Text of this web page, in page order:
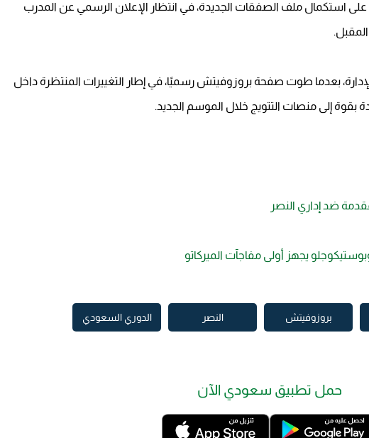
على استكمال ملف الصفقات الجديدة، في انتظار الإعلان الرسمي عن المدرب
بعدما طوت صفحة بروزوفيتش رسميًا، في إطار التغييرات المنتظرة داخل
بقوة إلى منصات التتويج خلال الموسم الجديد.
ضد إداري النصر
يجهز أولى مفاجآت الميركاتو
بروزوفيتش النصر الدوري السعودي
حمل تطبيق سعودي الآن